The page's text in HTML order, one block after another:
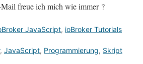
freue ich mich wie immer ?
JavaScript, ioBroker Tutorials
, JavaScript, Programmierung, Skript